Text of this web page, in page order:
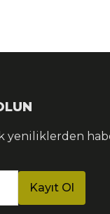
yeniliklerden
Kayıt Ol